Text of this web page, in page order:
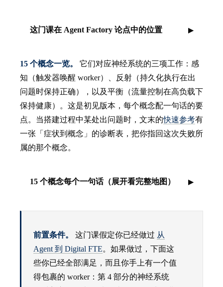
这门课在 Agent Factory 论点中的位置
15 个概念一览。
它们对应神经系统的三项工作：感
知（触发器唤醒 worker）、反射（持久化执行在出
问题时保持正确），以及平衡（流量控制在高负载下
保持健康）。这是初见版本，每个概念配一句话的要
点。当搭建过程中某处出问题时，文末的快速参考有
一张「症状到概念」的诊断表，把你指回这次失败所
属的那个概念。
15 个概念每个一句话（展开看完整地图）
前置条件。 这门课假定你已经做过 从
Agent 到 Digital FTE。如果做过，下面这
些你已经全部满足，而且你手上有一个值
得包裹的 worker：第 4 部分的神经系统